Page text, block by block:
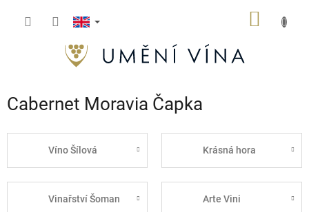
Cabernet Moravia Čapka
Víno Šílová Krásná hora
Vinařství Šoman Arte Vini